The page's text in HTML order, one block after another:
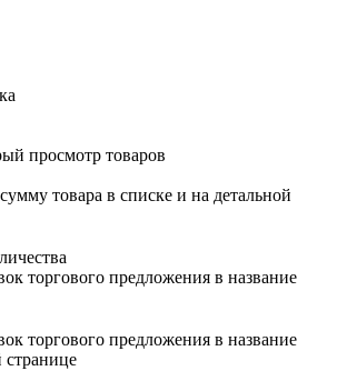
просмотр товаров
товара в списке и на детальной
торгового предложения в название
торгового предложения в название
странице